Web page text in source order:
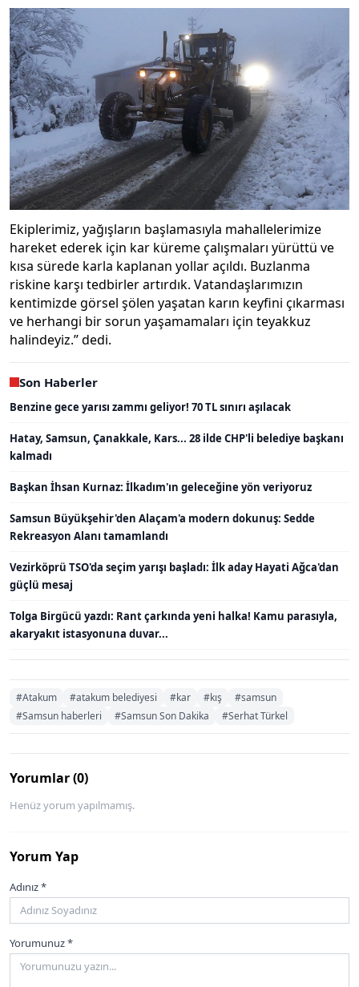
Ekiplerimiz, yağışların başlamasıyla mahallelerimize
hareket ederek için kar küreme çalışmaları yürüttü ve
kısa sürede karla kaplanan yollar açıldı. Buzlanma
riskine karşı tedbirler artırdık. Vatandaşlarımızın
kentimizde görsel şölen yaşatan karın keyfini çıkarması
ve herhangi bir sorun yaşamamaları için teyakkuz
halindeyiz.” dedi.
Son Haberler
Benzine gece yarısı zammı geliyor! 70 TL sınırı aşılacak
Hatay, Samsun, Çanakkale, Kars... 28 ilde CHP'li belediye başkanı
kalmadı
Başkan İhsan Kurnaz: İlkadım'ın geleceğine yön veriyoruz
Samsun Büyükşehir'den Alaçam'a modern dokunuş: Sedde
Rekreasyon Alanı tamamlandı
Vezirköprü TSO'da seçim yarışı başladı: İlk aday Hayati Ağca'dan
güçlü mesaj
Tolga Birgücü yazdı: Rant çarkında yeni halka! Kamu parasıyla,
akaryakıt istasyonuna duvar...
#Atakum #atakum belediyesi #kar #kış
#samsun
#Samsun haberleri
#Samsun Son Dakika #Serhat Türkel
Yorumlar (0)
Henüz yorum yapılmamış.
Yorum Yap
Adınız *
Yorumunuz *